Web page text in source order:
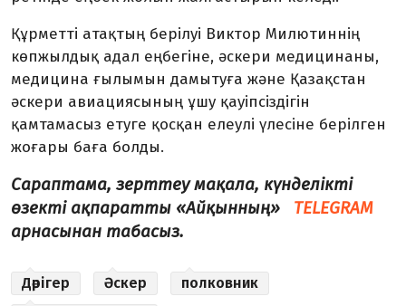
Құрметті атақтың берілуі Виктор Милютиннің
көпжылдық адал еңбегіне, әскери медицинаны,
медицина ғылымын дамытуға және Қазақстан
әскери авиациясының ұшу қауіпсіздігін
қамтамасыз етуге қосқан елеулі үлесіне берілген
жоғары баға болды.
Сараптама, зерттеу мақала, күнделікті
өзекті ақпаратты «Айқынның»
TELEGRAM
арнасынан табасыз.
Дәрігер Әскер
полковник